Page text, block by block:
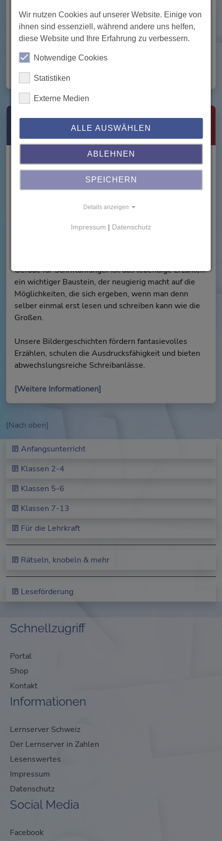
Systematik und Struktur, Abwechslung und Spaß
bewährt. Dabei wird die kognitive Förderung, also der
Aufbau eines eigenen Verständnisses, über das reine
Gedächtnistraining gestellt.
[Weitere Informationen]
Bildergeschichten
Gerade für Schriftanfänger ist das lebendige Erzählen
ein wichtiger Baustein, der neugierig macht auf die
Möglichkeiten, die sich ergeben, wenn man denn
selber einmal erst lesen und schreiben kann wie die
Großen.
Unsere Bildergeschichten fördern fantasievolles
Erzählen, schulen die Ausdrucksfähigkeit und bieten
abwechslungsreiche Schreibanlässe.
[Weitere Informationen]
[Nach oben]
Anfangsunterricht
Klassen 2-4
Klassen 5-6
Klassen 7-13
Für die Lehrkraft
Rätseln, knobeln & mehr
Leseförderung
Schnellzugriff
Portal
Shop
Kontakt
Informationen
Lernserver Schweiz
Der Lernserver in Zahlen
Lesenswertes
Impressum
Datenschutz
Social Media
Facebook
Wir nutzen Cookies auf unserer Website. Einige von
ihnen sind essenziell, während andere uns helfen,
diese Website und Ihre Erfahrung zu verbessern.
Notwendige Cookies
Statistiken
Externe Medien
ALLE AUSWÄHLEN
ABLEHNEN
SPEICHERN
Details anzeigen
Impressum | Datenschutz